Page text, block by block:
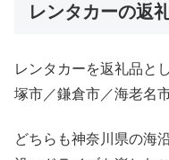
レンタカーの返
レンタカーを返礼品と
塚市／鎌倉市／海老名市
どちらも神奈川県の海